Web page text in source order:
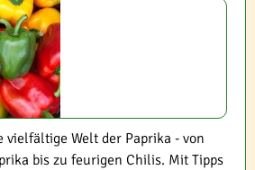
vielfältige Welt der Paprika - von
bis zu feurigen Chilis. Mit Tipps